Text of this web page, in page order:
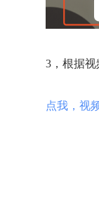
3，根据
点我，视